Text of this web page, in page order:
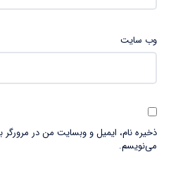
وب‌ سایت
ذخیره نام، ایمیل و وبسایت من در مرورگر
می‌نویسم.